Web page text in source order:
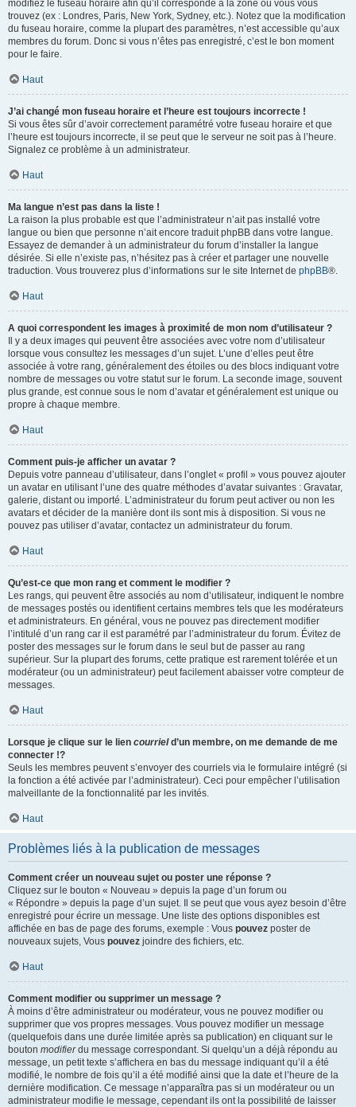
modifiez le fuseau horaire afin qu’il corresponde à la zone où vous vous
trouvez (ex : Londres, Paris, New York, Sydney, etc.). Notez que la modification
du fuseau horaire, comme la plupart des paramètres, n’est accessible qu’aux
membres du forum. Donc si vous n’êtes pas enregistré, c’est le bon moment
pour le faire.
Haut
J’ai changé mon fuseau horaire et l’heure est toujours incorrecte !
Si vous êtes sûr d’avoir correctement paramétré votre fuseau horaire et que
l’heure est toujours incorrecte, il se peut que le serveur ne soit pas à l’heure.
Signalez ce problème à un administrateur.
Haut
Ma langue n’est pas dans la liste !
La raison la plus probable est que l’administrateur n’ait pas installé votre
langue ou bien que personne n’ait encore traduit phpBB dans votre langue.
Essayez de demander à un administrateur du forum d’installer la langue
désirée. Si elle n’existe pas, n’hésitez pas à créer et partager une nouvelle
traduction. Vous trouverez plus d’informations sur le site Internet de phpBB®.
Haut
A quoi correspondent les images à proximité de mon nom d’utilisateur ?
Il y a deux images qui peuvent être associées avec votre nom d’utilisateur
lorsque vous consultez les messages d’un sujet. L’une d’elles peut être
associée à votre rang, généralement des étoiles ou des blocs indiquant votre
nombre de messages ou votre statut sur le forum. La seconde image, souvent
plus grande, est connue sous le nom d’avatar et généralement est unique ou
propre à chaque membre.
Haut
Comment puis-je afficher un avatar ?
Depuis votre panneau d’utilisateur, dans l’onglet « profil » vous pouvez ajouter
un avatar en utilisant l’une des quatre méthodes d’avatar suivantes : Gravatar,
galerie, distant ou importé. L’administrateur du forum peut activer ou non les
avatars et décider de la manière dont ils sont mis à disposition. Si vous ne
pouvez pas utiliser d’avatar, contactez un administrateur du forum.
Haut
Qu’est-ce que mon rang et comment le modifier ?
Les rangs, qui peuvent être associés au nom d’utilisateur, indiquent le nombre
de messages postés ou identifient certains membres tels que les modérateurs
et administrateurs. En général, vous ne pouvez pas directement modifier
l’intitulé d’un rang car il est paramétré par l’administrateur du forum. Évitez de
poster des messages sur le forum dans le seul but de passer au rang
supérieur. Sur la plupart des forums, cette pratique est rarement tolérée et un
modérateur (ou un administrateur) peut facilement abaisser votre compteur de
messages.
Haut
Lorsque je clique sur le lien courrield’un membre, on me demande de me
connecter !?
Seuls les membres peuvent s’envoyer des courriels via le formulaire intégré (si
la fonction a été activée par l’administrateur). Ceci pour empêcher l’utilisation
malveillante de la fonctionnalité par les invités.
Haut
Problèmes liés à la publication de messages
Comment créer un nouveau sujet ou poster une réponse ?
Cliquez sur le bouton « Nouveau » depuis la page d’un forum ou
« Répondre » depuis la page d’un sujet. Il se peut que vous ayez besoin d’être
enregistré pour écrire un message. Une liste des options disponibles est
affichée en bas de page des forums, exemple : Vous pouvez poster de
nouveaux sujets, Vous pouvez joindre des fichiers, etc.
Haut
Comment modifier ou supprimer un message ?
À moins d’être administrateur ou modérateur, vous ne pouvez modifier ou
supprimer que vos propres messages. Vous pouvez modifier un message
(quelquefois dans une durée limitée après sa publication) en cliquant sur le
bouton modifierdu message correspondant. Si quelqu’un a déjà répondu au
message, un petit texte s’affichera en bas du message indiquant qu’il a été
modifié, le nombre de fois qu’il a été modifié ainsi que la date et l’heure de la
dernière modification. Ce message n’apparaîtra pas si un modérateur ou un
administrateur modifie le message, cependant ils ont la possibilité de laisser